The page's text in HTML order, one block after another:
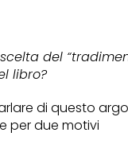
del
libro?
di questo
per due motivi